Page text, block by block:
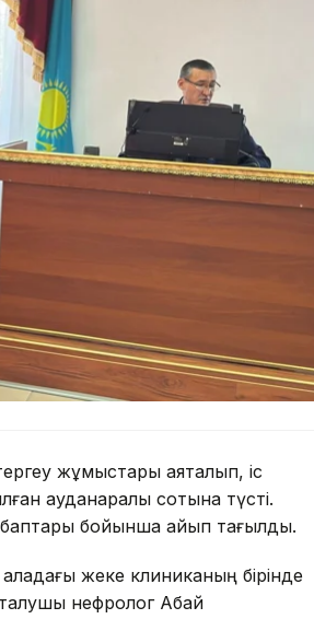
жұмыстары аяқталып, іс
ауданаралық сотына түсті.
баптары бойынша айып тағылды.
жеке клиниканың бірінде
нефролог Абай